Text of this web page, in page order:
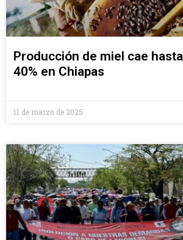
Producción de miel cae hasta
40% en Chiapas
11 de marzo de 2025